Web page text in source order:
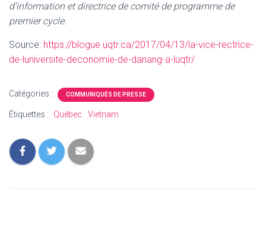
d’information et directrice de comité de programme de
premier cycle.
Source: https://blogue.uqtr.ca/2017/04/13/la-vice-rectrice-
de-luniversite-deconomie-de-danang-a-luqtr/
Catégories : COMMUNIQUÉS DE PRESSE
Étiquettes : Québec Vietnam